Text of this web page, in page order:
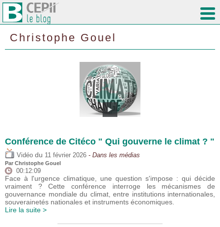
Christophe Gouel
Conférence de Citéco " Qui gouverne le climat ? "
Vidéo du 11 février 2026 - Dans les médias
Par Christophe Gouel
00:12:09
Face à l'urgence climatique, une question s'impose : qui décide
vraiment ? Cette conférence interroge les mécanismes de
gouvernance mondiale du climat, entre institutions internationales,
souverainetés nationales et instruments économiques.
Lire la suite >